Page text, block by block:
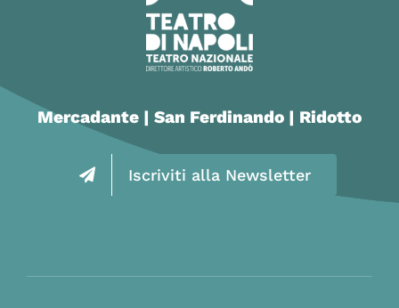
Mercadante | San Ferdinando | Ridotto
Iscriviti alla Newsletter